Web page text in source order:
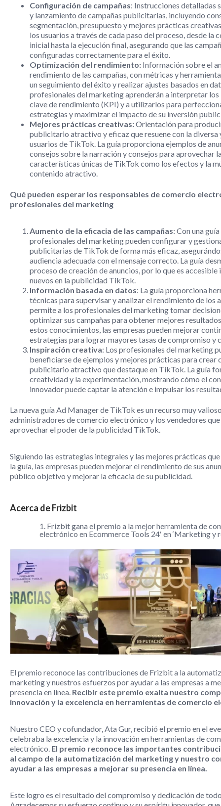
Configuración de campañas: Instrucciones detalladas
y lanzamiento de campañas publicitarias, incluyendo
segmentación, presupuesto y mejores prácticas
los usuarios a través de cada paso del proceso, desde la
inicial hasta la ejecución final, asegurando que las
configuradas correctamente para el éxito.
Optimización del rendimiento: Información sobre el
rendimiento de las campañas, con métricas y
un seguimiento del éxito y realizar ajustes basados en
profesionales del marketing aprenderán a interpretar
clave de rendimiento (KPI) y a utilizarlos para
estrategias y maximizar el impacto de su inversión
Mejores prácticas creativas:Orientación para
publicitario atractivo y eficaz que resuene con la diversa
usuarios de TikTok. La guía proporciona ejemplos de
consejos sobre la narración y consejos para aprovechar
características únicas de TikTok como los efectos y la
contenido atractivo.
Qué pueden esperar los responsables de comercio
profesionales del marketing
Aumento de la eficacia de las campañas: Con una
profesionales del marketing pueden configurar y
publicitarias de TikTok de forma más eficaz,
audiencia adecuada con el mensaje correcto. La guía
proceso de creación de anuncios, por lo que es accesible
nuevos en la publicidad TikTok.
Información basada en datos: La guía proporciona
técnicas para supervisar y analizar el rendimiento de los
permite a los profesionales del marketing tomar
optimizar sus campañas para obtener mejores
estos conocimientos, las empresas pueden mejorar
estrategias para lograr mayores tasas de compromiso y
Inspiración creativa: Los profesionales del marketing
beneficiarse de ejemplos y mejores prácticas para crear
publicitario atractivo que destaque en TikTok. La guía
creatividad y la experimentación, mostrando cómo el
innovador puede captar la atención e impulsar los
La nueva guía Ad Manager de TikTok es un recurso muy
administradores de comercio electrónico y los vendedores
aprovechar el poder de la publicidad TikTok.
Siguiendo las estrategias integrales y las mejores prácticas
la guía, las empresas pueden mejorar el rendimiento de sus
público objetivo y mejorar la eficacia de su publicidad.
Acerca de Frizbit
1. Frizbit gana el premio a la mejor herramienta de
electrónico en Ecommerce Tools 24′ en ‘Marketing y
El premio reconoce las contribuciones de Frizbit a la
marketing y nuestros esfuerzos por ayudar a las empresas a
presencia en línea. Recibir este premio exalta nuestro
innovación y la excelencia en herramientas de comercio
Nuestro CEO y cofundador, Ata Gur, recibió el premio en el
celebraba la excelencia y la innovación en herramientas de
electrónico. El premio reconoce las importantes
al campo de la automatización del marketing y nuestro
ayudar a las empresas a mejorar su presencia en línea.
Este logro es el resultado del compromiso y dedicación de